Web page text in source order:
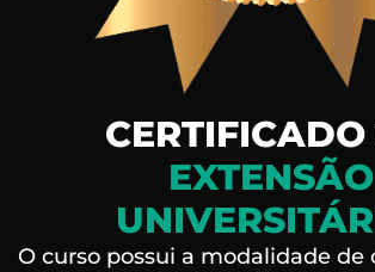
CERTIFICADO
EXTENSÃO
O curso possui a modalidade de